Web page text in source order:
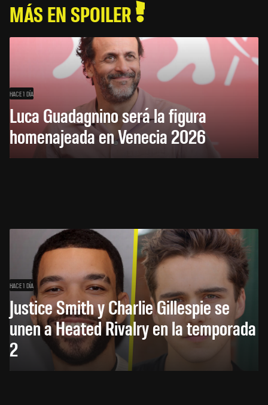
MÁS EN SPOILER
HACE 1 DÍA
Luca Guadagnino será la figura
homenajeada en Venecia 2026
HACE 1 DÍA
Justice Smith y Charlie Gillespie se
unen a Heated Rivalry en la temporada
2